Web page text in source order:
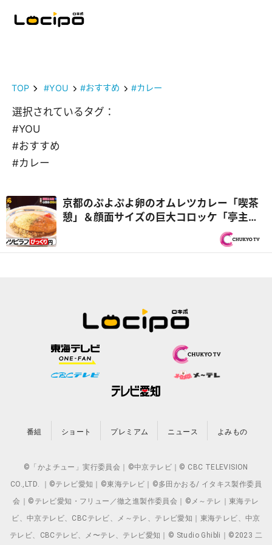
TOP #YOU #おすすめ #カレー
選択されているタグ：
#YOU
#おすすめ
#カレー
京都のぷよぷよ卵のオムレツカレー「喫茶
憩」＆顔面サイズの巨大コロッケ「亭主関
番組 ショート プレミアム ニュース よみもの
©「かよチュー」実行委員会｜©中京テレビ｜© CBC TELEVISION
CO.,LTD. ｜©テレビ愛知｜©東海テレビ｜©多田かおる/ イタキス製作委員
会｜©テレビ愛知・フリュー／徹之進製作委員会｜©メ～テレ｜東海テレ
ビ、中京テレビ、CBCテレビ、メ～テレ、テレビ愛知｜東海テレビ、中京
テレビ、CBCテレビ、メ〜テレ、テレビ愛知｜© Studio Ghibli｜©2023 二